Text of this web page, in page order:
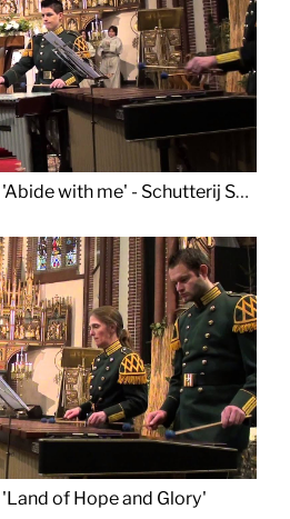
Patroonsfeest 2015 'Abide with me' - Schutterij Sint Paulus Vaals
of Hope and Glory'